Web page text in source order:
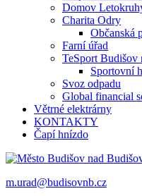
Domov
Charita Odry
Občanská
Farní úřad
TeSport Budišov
Sportovní
Svoz odpadu
Global financial
Větrné elektrárny
KONTAKTY
Čapí hnízdo
m.urad@budisovnb.cz